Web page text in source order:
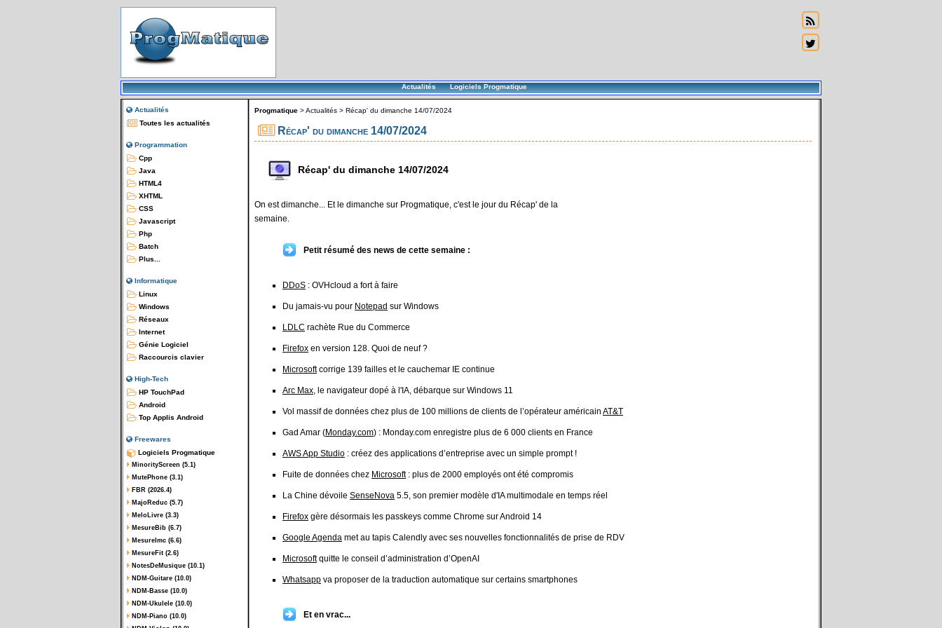
Actualités Logiciels Progmatique
Actualités
Toutes les actualités
Programmation
Cpp
Java
HTML4
XHTML
CSS
Javascript
Php
Batch
Plus...
Informatique
Linux
Windows
Réseaux
Internet
Génie Logiciel
Raccourcis clavier
High-Tech
HP TouchPad
Android
Top Applis Android
Freewares
Logiciels Progmatique
MinorityScreen (5.1)
MutePhone (3.1)
FBR (2026.4)
MajoReduc (5.7)
MeloLivre (3.3)
MesureBib (6.7)
MesureImc (6.6)
MesureFit (2.6)
NotesDeMusique (10.1)
NDM-Guitare (10.0)
NDM-Basse (10.0)
NDM-Ukulele (10.0)
NDM-Piano (10.0)
Progmatique >Actualités > Récap' du dimanche 14/07/2024
Récap' du dimanche 14/07/2024
Récap' du dimanche 14/07/2024
On est dimanche... Et le dimanche sur Progmatique, c'est le jour du Récap' de la
semaine.
Petit résumé des news de cette semaine :
DDoS : OVHcloud a fort à faire
Du jamais-vu pour Notepad sur Windows
LDLC rachète Rue du Commerce
Firefox en version 128. Quoi de neuf ?
Microsoftcorrige 139 failles et le cauchemar IE continue
Arc Max, le navigateur dopé à l'IA, débarque sur Windows 11
Vol massif de données chez plus de 100 millions de clients de l’opérateur américain AT&T
Gad Amar (Monday.com) : Monday.com enregistre plus de 6 000 clients en France
AWS App Studio : créez des applications d’entreprise avec un simple prompt !
Fuite de données chez Microsoft: plus de 2000 employés ont été compromis
La Chine dévoile SenseNova 5.5, son premier modèle d'IA multimodale en temps réel
Firefox gère désormais les passkeys comme Chrome sur Android 14
Google Agenda met au tapis Calendly avec ses nouvelles fonctionnalités de prise de RDV
Microsoftquitte le conseil d’administration d’OpenAI
Whatsapp va proposer de la traduction automatique sur certains smartphones
Et en vrac...